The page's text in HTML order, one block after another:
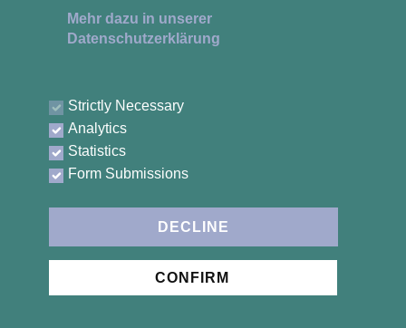
08:30 - 17:00 Uhr
Freitag
ÜBERBLICK
Willkommen
Über uns
Leistungen
Impressum | Datenschutz | Barrierefreiheit
Mehr dazu in unserer
Datenschutzerklärung
Strictly Necessary
Analytics
Statistics
Form Submissions
DECLINE
CONFIRM